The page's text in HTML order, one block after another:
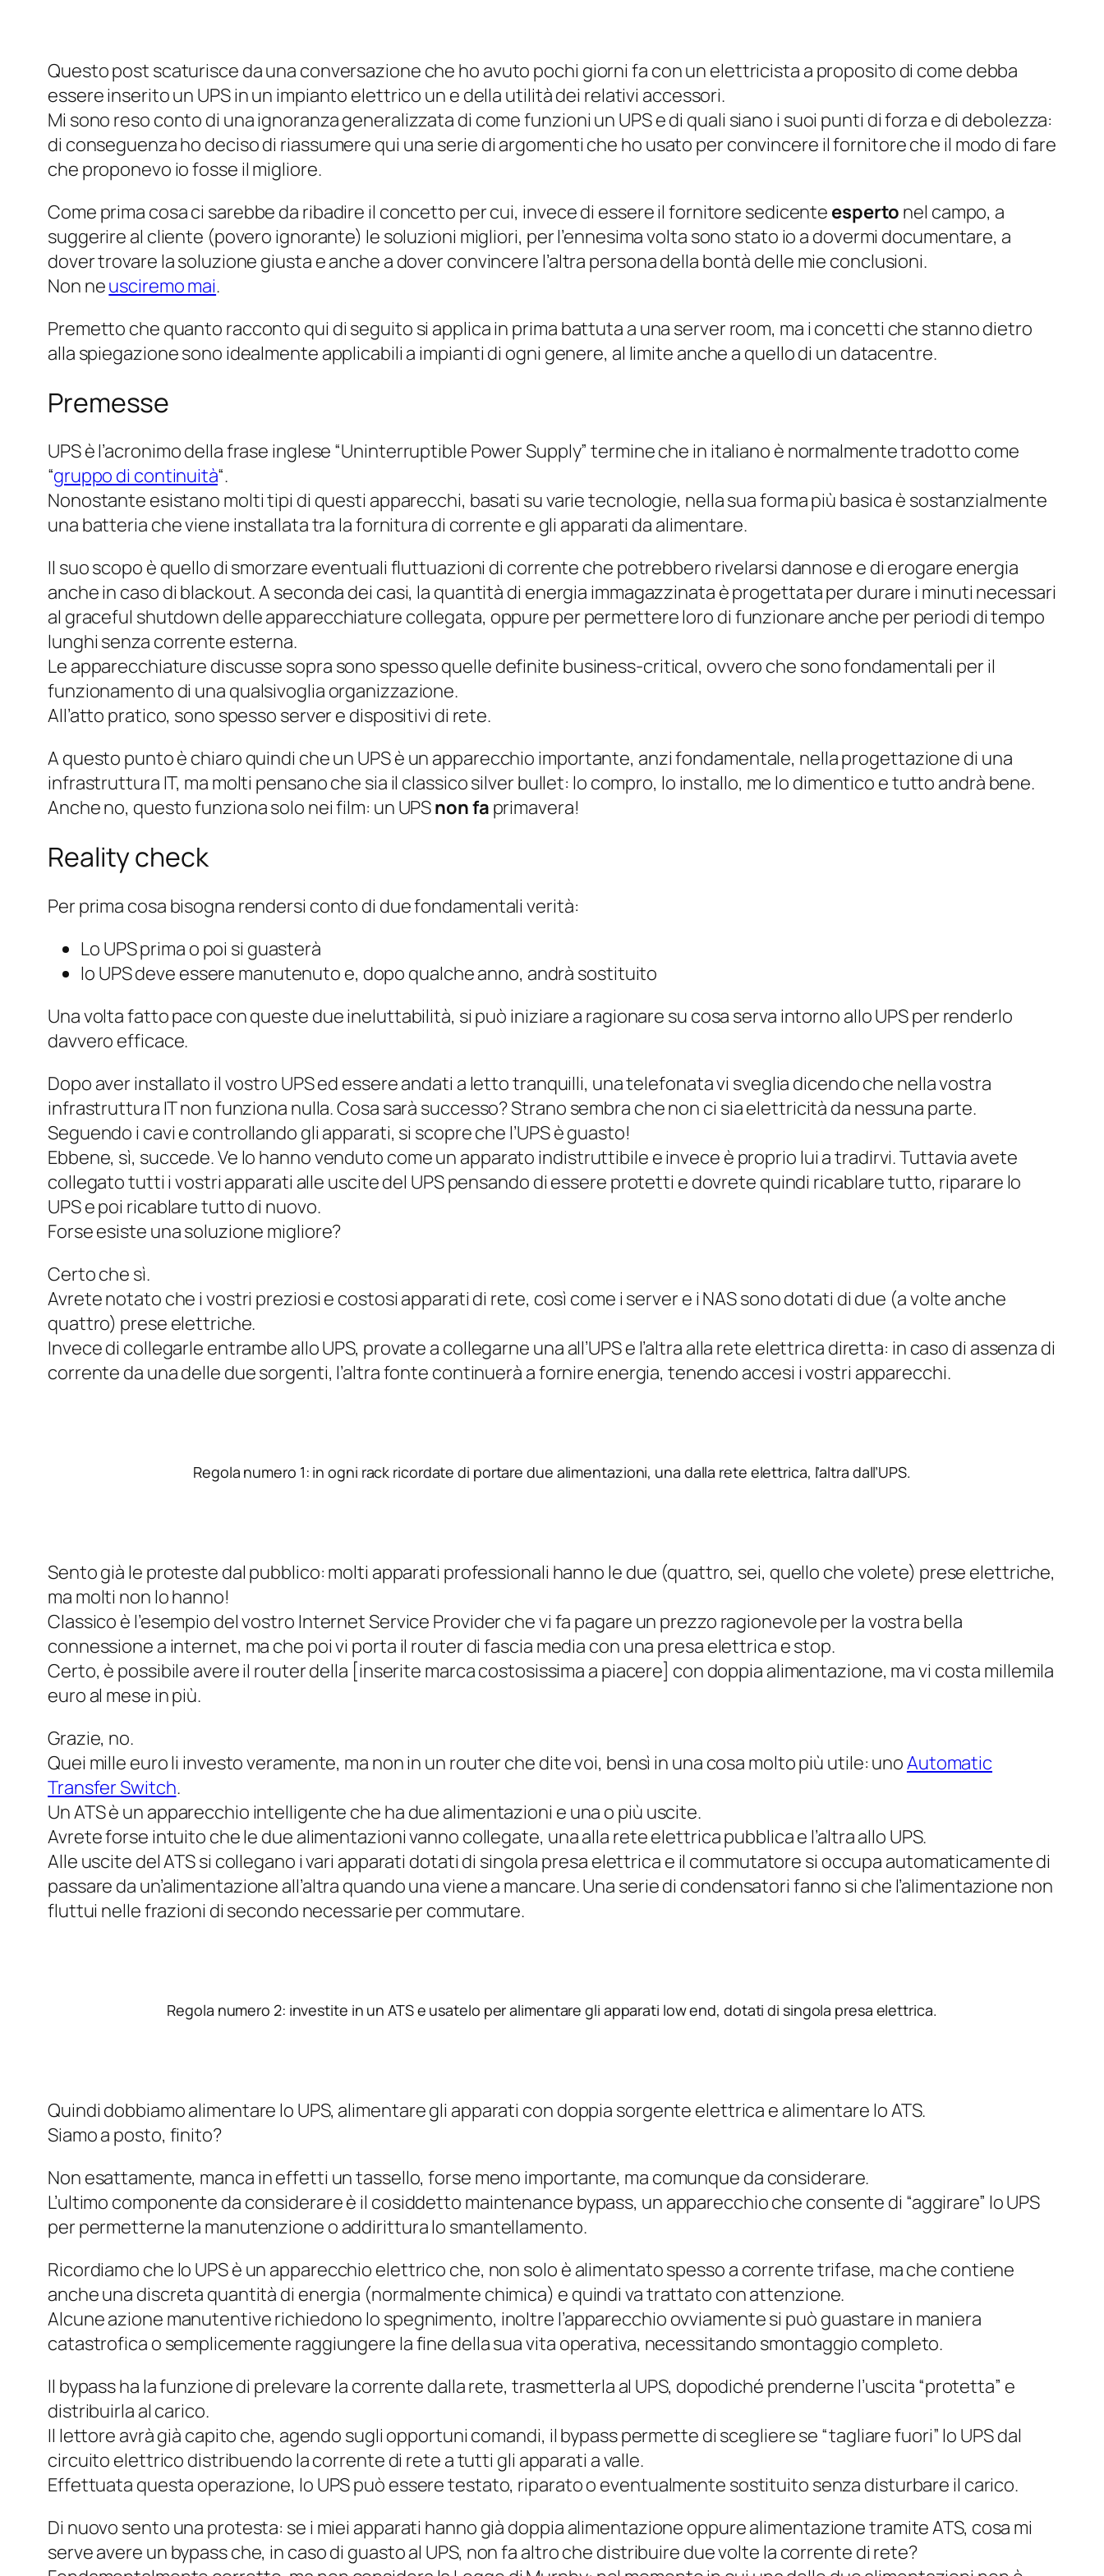
Questo post scaturisce da una conversazione che ho avuto pochi giorni fa con un elettricista a proposito di come debba
essere inserito un UPS in un impianto elettrico un e della utilità dei relativi accessori.
Mi sono reso conto di una ignoranza generalizzata di come funzioni un UPS e di quali siano i suoi punti di forza e di debolezza:
di conseguenza ho deciso di riassumere qui una serie di argomenti che ho usato per convincere il fornitore che il modo di fare
che proponevo io fosse il migliore.
Come prima cosa ci sarebbe da ribadire il concetto per cui, invece di essere il fornitore sedicente esperto nel campo, a
suggerire al cliente (povero ignorante) le soluzioni migliori, per l’ennesima volta sono stato io a dovermi documentare, a
dover trovare la soluzione giusta e anche a dover convincere l’altra persona della bontà delle mie conclusioni.
Non neusciremo mai.
Premetto che quanto racconto qui di seguito si applica in prima battuta a una server room, ma i concetti che stanno dietro
alla spiegazione sono idealmente applicabili a impianti di ogni genere, al limite anche a quello di un datacentre.
Premesse
UPS è l’acronimo della frase inglese “Uninterruptible Power Supply” termine che in italiano è normalmente tradotto come
“gruppo di continuità“.
Nonostante esistano molti tipi di questi apparecchi, basati su varie tecnologie, nella sua forma più basica è sostanzialmente
una batteria che viene installata tra la fornitura di corrente e gli apparati da alimentare.
Il suo scopo è quello di smorzare eventuali fluttuazioni di corrente che potrebbero rivelarsi dannose e di erogare energia
anche in caso di blackout. A seconda dei casi, la quantità di energia immagazzinata è progettata per durare i minuti necessari
al graceful shutdown delle apparecchiature collegata, oppure per permettere loro di funzionare anche per periodi di tempo
lunghi senza corrente esterna.
Le apparecchiature discusse sopra sono spesso quelle definite business-critical, ovvero che sono fondamentali per il
funzionamento di una qualsivoglia organizzazione.
All’atto pratico, sono spesso server e dispositivi di rete.
A questo punto è chiaro quindi che un UPS è un apparecchio importante, anzifondamentale, nella progettazione di una
infrastruttura IT, ma molti pensano che sia il classicosilver bullet: lo compro, lo installo, me lo dimentico e tutto andrà bene.
Anche no, questo funziona solo nei film: un UPSnon fa primavera!
Reality check
Per prima cosa bisogna rendersi conto di due fondamentali verità:
Lo UPS prima o poi si guasterà
lo UPS deve essere manutenuto e, dopo qualche anno, andrà sostituito
Una volta fatto pace con queste due ineluttabilità, si può iniziare a ragionare su cosa serva intorno allo UPS per renderlo
davvero efficace.
Dopo aver installato il vostro UPS ed essere andati a letto tranquilli, una telefonata vi sveglia dicendo che nella vostra
infrastruttura IT non funziona nulla. Cosa sarà successo? Strano sembra che non ci sia elettricità da nessuna parte.
Seguendo i cavi e controllando gli apparati, si scopre che l’UPS è guasto!
Ebbene, sì, succede. Ve lo hanno venduto come un apparato indistruttibile e invece è proprio lui a tradirvi. Tuttavia avete
collegato tutti i vostri apparati alle uscite del UPS pensando di essere protetti e dovrete quindi ricablare tutto, riparare lo
UPS e poi ricablare tutto di nuovo.
Forse esiste una soluzione migliore?
Certo che sì.
Avrete notato che i vostri preziosi e costosi apparati di rete, così come i server e i NAS sono dotati di due (a volte anche
quattro) prese elettriche.
Invece di collegarle entrambe allo UPS, provate a collegarne una all’UPS e l’altra alla rete elettrica diretta: in caso di assenza di
corrente da una delle due sorgenti, l’altra fonte continuerà a fornire energia, tenendo accesi i vostri apparecchi.
Regola numero 1: in ogni rack ricordate di portare due alimentazioni, una dalla rete elettrica, l’altra dall’UPS.
Sento già le proteste dal pubblico: molti apparati professionali hanno le due (quattro, sei, quello che volete) prese elettriche,
ma molti non lo hanno!
Classico è l’esempio del vostro Internet Service Provider che vi fa pagare un prezzo ragionevole per la vostra bella
connessione a internet, ma che poi vi porta il router di fascia media con una presa elettrica e stop.
Certo, è possibile avere il router della [inserite marca costosissima a piacere] con doppia alimentazione, ma vi costa millemila
euro al mese in più.
Grazie, no.
Quei mille euro li investo veramente, ma non in un router che dite voi, bensì in una cosa molto più utile: unoAutomatic
Transfer Switch.
Un ATS è un apparecchio intelligente che ha due alimentazioni e una o più uscite.
Avrete forse intuito che le due alimentazioni vanno collegate, una alla rete elettrica pubblica e l’altra allo UPS.
Alle uscite del ATS si collegano i vari apparati dotati di singola presa elettrica e il commutatore si occupa automaticamente di
passare da un’alimentazione all’altra quando una viene a mancare. Una serie di condensatori fanno si che l’alimentazione non
fluttui nelle frazioni di secondo necessarie per commutare.
Regola numero 2: investite in un ATS e usatelo per alimentare gli apparati low end, dotati di singola presa elettrica.
Quindi dobbiamo alimentare lo UPS, alimentare gli apparati con doppia sorgente elettrica e alimentare lo ATS.
Siamo a posto, finito?
Non esattamente, manca in effetti un tassello, forse meno importante, ma comunque da considerare.
L’ultimo componente da considerare è il cosiddetto maintenance bypass, un apparecchio che consente di “aggirare” lo UPS
per permetterne la manutenzione o addirittura lo smantellamento.
Ricordiamo che lo UPS è un apparecchio elettrico che, non solo è alimentato spesso a corrente trifase, ma che contiene
anche una discreta quantità di energia (normalmente chimica) e quindi va trattato con attenzione.
Alcune azione manutentive richiedono lo spegnimento, inoltre l’apparecchio ovviamente si può guastare in maniera
catastrofica o semplicemente raggiungere la fine della sua vita operativa, necessitando smontaggio completo.
Il bypass ha la funzione di prelevare la corrente dalla rete, trasmetterla al UPS, dopodiché prenderne l’uscita “protetta” e
distribuirla al carico.
Il lettore avrà già capito che, agendo sugli opportuni comandi, il bypass permette di scegliere se “tagliare fuori” lo UPS dal
circuito elettrico distribuendo la corrente di rete a tutti gli apparati a valle.
Effettuata questa operazione, lo UPS può essere testato, riparato o eventualmente sostituito senza disturbare il carico.
Di nuovo sento una protesta: se i miei apparati hanno già doppia alimentazione oppure alimentazione tramite ATS, cosa mi
serve avere un bypass che, in caso di guasto al UPS, non fa altro che distribuire due volte la corrente di rete?